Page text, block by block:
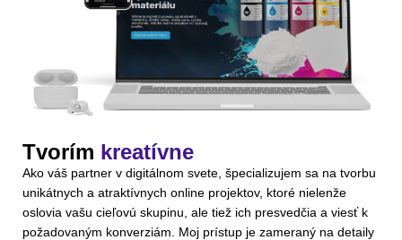
Tvorím kreatívne
Ako váš partner v digitálnom svete, špecializujem sa na tvorbu
unikátnych a atraktívnych online projektov, ktoré nielenže
oslovia vašu cieľovú skupinu, ale tiež ich presvedčia a viesť k
požadovaným konverziám. Moj prístup je zameraný na detaily